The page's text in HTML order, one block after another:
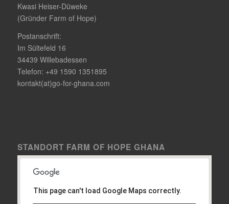
Kwasi Heiser-Düweke
(Gründer Farm of Hope)
Postanschrift:
Im Sültefeld 16
34439 Willebadessen
Telefon: +49 1590 1351895
kontakt(at)go-for-ghana.com
STANDORT FARM OF HOPE GHANA
This page can't load Google Maps correctly.